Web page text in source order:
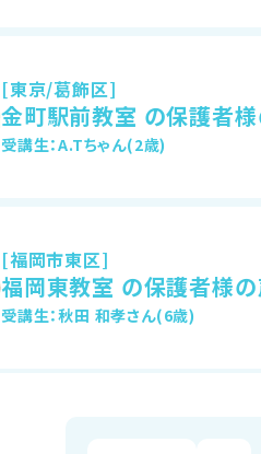
[東京/葛飾区]
金町駅前教室 の保護者
受講生：A.Tちゃん(2歳)
[福岡市東区]
福岡東教室 の保護者様
受講生：秋田 和孝さん(6歳)